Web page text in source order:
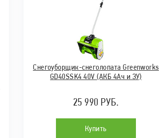
Снегоуборщик-снеголопата Greenworks
GD40SSK4 40V (АКБ 4Ач и ЗУ)
25 990 РУБ.
Купить